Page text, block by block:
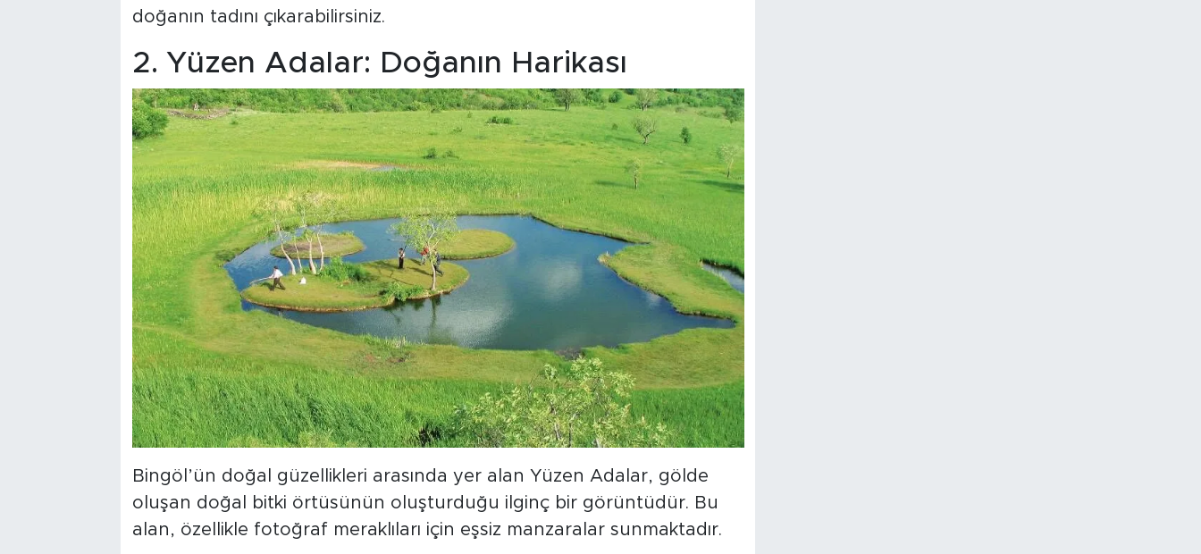
doğanın tadını çıkarabilirsiniz.
2. Yüzen Adalar: Doğanın Harikası
Bingöl’ün doğal güzellikleri arasında yer alan Yüzen Adalar, gölde
oluşan doğal bitki örtüsünün oluşturduğu ilginç bir görüntüdür. Bu
alan, özellikle fotoğraf meraklıları için eşsiz manzaralar sunmaktadır.